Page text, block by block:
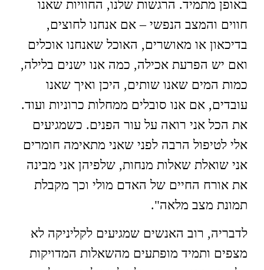
באופן מתמיד. הרגשות שלנו, החוויות שאנו
חווים והמצב הנפשי – אם אנחנו לחוצים,
בדיכאון או מאושרים, האוכל שאנחנו אוכלים
ואם יש הפרעת אכילה, כמה אנו ישנים בלילה,
כמות המים שאנו שותים, היכן ואיך שאנו
עובדים, אם אנו סובלים ממחלות כרוניות ועוד.
את הכל אני רואה על עור הפנים. כשמגיעים
אלי לטיפול הרבה לפני שאני מתאימה חומרים
אני שואלת שאלות מנחות, שלפיהן אני מבינה
את אורח החיים של האדם מולי וכך מקבלת
תמונת מצב מלאה".
לדבריה, רוב האנשים שמגיעים לקליניקה לא
מצפים ותמיד מופתעים מהשאלות המדויקות